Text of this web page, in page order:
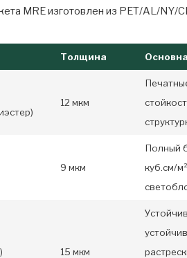
MRE изготовлен из PET/AL/NY/
Толщина
12 мкм
9 мкм
Полный
куб.см/
15 мкм